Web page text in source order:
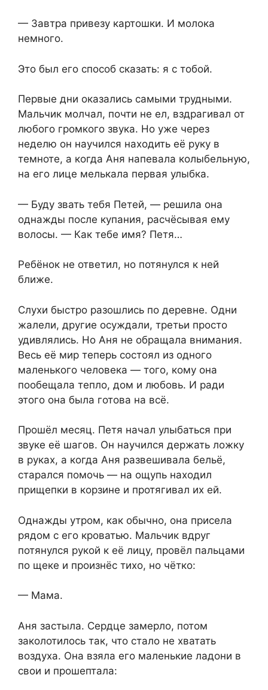
— Завтра привезу картошки. И молока
немного.
Это был его способ сказать: я с тобой.
Первые дни оказались самыми трудными.
Мальчик молчал, почти не ел, вздрагивал от
любого громкого звука. Но уже через
неделю он научился находить её руку в
темноте, а когда Аня напевала колыбельную,
на его лице мелькала первая улыбка.
— Буду звать тебя Петей, — решила она
однажды после купания, расчёсывая ему
волосы. — Как тебе имя? Петя…
Ребёнок не ответил, но потянулся к ней
ближе.
Слухи быстро разошлись по деревне. Одни
жалели, другие осуждали, третьи просто
удивлялись. Но Аня не обращала внимания.
Весь её мир теперь состоял из одного
маленького человека — того, кому она
пообещала тепло, дом и любовь. И ради
этого она была готова на всё.
Прошёл месяц. Петя начал улыбаться при
звуке её шагов. Он научился держать ложку
в руках, а когда Аня развешивала бельё,
старался помочь — на ощупь находил
прищепки в корзине и протягивал их ей.
Однажды утром, как обычно, она присела
рядом с его кроватью. Мальчик вдруг
потянулся рукой к её лицу, провёл пальцами
по щеке и произнёс тихо, но чётко:
— Мама.
Аня застыла. Сердце замерло, потом
заколотилось так, что стало не хватать
воздуха. Она взяла его маленькие ладони в
свои и прошептала: